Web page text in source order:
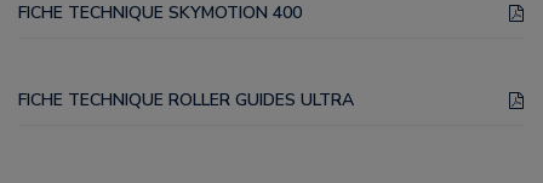
FICHE TECHNIQUE SKYMOTION 400
FICHE TECHNIQUE ROLLER GUIDES ULTRA